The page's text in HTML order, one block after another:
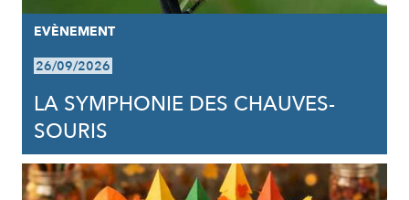
EVÈNEMENT
26/09/2026
LA SYMPHONIE DES CHAUVES-
SOURIS